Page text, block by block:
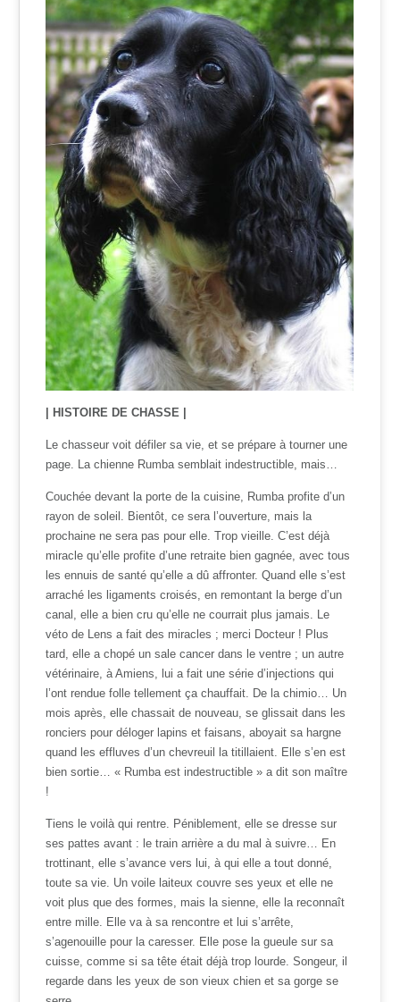
| HISTOIRE DE CHASSE |
Le chasseur voit défiler sa vie, et se prépare à tourner une
page. La chienne Rumba semblait indestructible, mais…
Couchée devant la porte de la cuisine, Rumba profite d’un
rayon de soleil. Bientôt, ce sera l’ouverture, mais la
prochaine ne sera pas pour elle. Trop vieille. C’est déjà
miracle qu’elle profite d’une retraite bien gagnée, avec tous
les ennuis de santé qu’elle a dû affronter. Quand elle s’est
arraché les ligaments croisés, en remontant la berge d’un
canal, elle a bien cru qu’elle ne courrait plus jamais. Le
véto de Lens a fait des miracles ; merci Docteur ! Plus
tard, elle a chopé un sale cancer dans le ventre ; un autre
vétérinaire, à Amiens, lui a fait une série d’injections qui
l’ont rendue folle tellement ça chauffait. De la chimio… Un
mois après, elle chassait de nouveau, se glissait dans les
ronciers pour déloger lapins et faisans, aboyait sa hargne
quand les effluves d’un chevreuil la titillaient. Elle s’en est
bien sortie… « Rumba est indestructible » a dit son maître
!
Tiens le voilà qui rentre. Péniblement, elle se dresse sur
ses pattes avant : le train arrière a du mal à suivre… En
trottinant, elle s’avance vers lui, à qui elle a tout donné,
toute sa vie. Un voile laiteux couvre ses yeux et elle ne
voit plus que des formes, mais la sienne, elle la reconnaît
entre mille. Elle va à sa rencontre et lui s’arrête,
s’agenouille pour la caresser. Elle pose la gueule sur sa
cuisse, comme si sa tête était déjà trop lourde. Songeur, il
regarde dans les yeux de son vieux chien et sa gorge se